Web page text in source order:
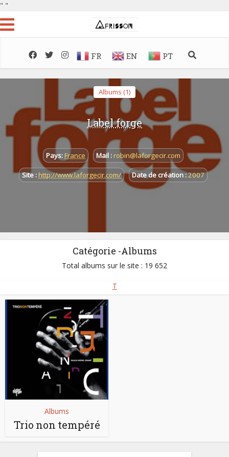
" "
FR EN PT
Albums (1)
Label forge
Pays: France Mail : robin@laforgecir.com
Site : http://www.laforgecir.com/ Date de création :2007
Catégorie -Albums
Total albums sur le site : 19 652
T
Albums
Trio non tempéré